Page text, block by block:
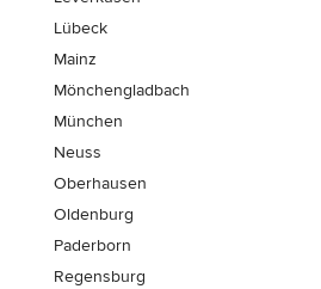
Lübeck
Mainz
Mönchen­gladbach
München
Neuss
Oberhausen
Oldenburg
Paderborn
Regensburg